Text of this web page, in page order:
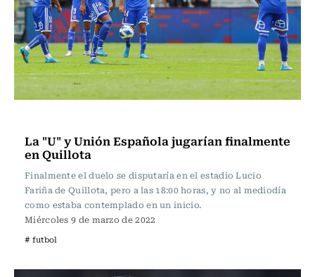
La "U" y Unión Española jugarían finalmente
en Quillota
Finalmente el duelo se disputaría en el estadio Lucio
Fariña de Quillota, pero a las 18:00 horas, y no al mediodía
como estaba contemplado en un inicio.
Miércoles 9 de marzo de 2022
# futbol